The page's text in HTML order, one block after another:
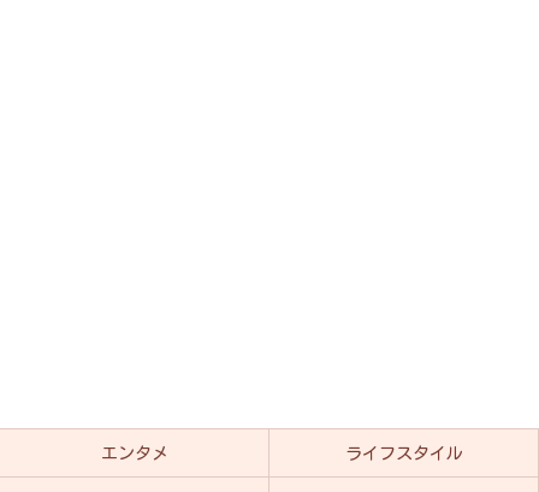
エンタメ ライフスタイル